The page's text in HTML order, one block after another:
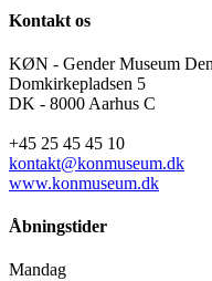
Kontakt os
KØN - Gender Museum
Domkirkepladsen 5
DK - 8000 Aarhus C
+45 25 45 45 10
kontakt@konmuseum.dk
www.konmuseum.dk
Åbningstider
Mandag